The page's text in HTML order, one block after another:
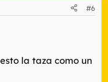
#6
la taza como un